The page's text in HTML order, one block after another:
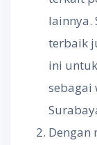
lainnya.
terbaik
ini
sebagai
Dengan